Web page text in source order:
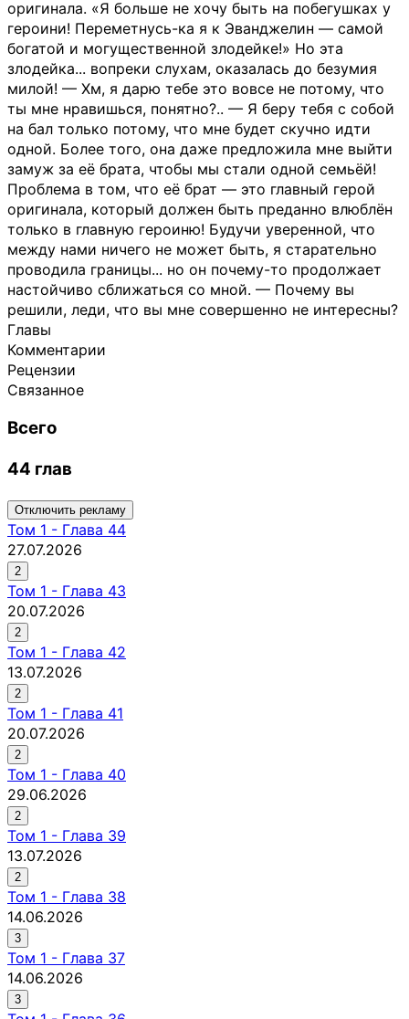
оригинала. «Я больше не хочу быть на побегушках у
героини! Переметнусь-ка я к Эванджелин — самой
богатой и могущественной злодейке!» Но эта
злодейка... вопреки слухам, оказалась до безумия
милой! — Хм, я дарю тебе это вовсе не потому, что
ты мне нравишься, понятно?.. — Я беру тебя с собой
на бал только потому, что мне будет скучно идти
одной. Более того, она даже предложила мне выйти
замуж за её брата, чтобы мы стали одной семьёй!
Проблема в том, что её брат — это главный герой
оригинала, который должен быть преданно влюблён
только в главную героиню! Будучи уверенной, что
между нами ничего не может быть, я старательно
проводила границы... но он почему-то продолжает
настойчиво сближаться со мной. — Почему вы
решили, леди, что вы мне совершенно не интересны?
Главы
Комментарии
Рецензии
Связанное
Всего
44 глав
Отключить рекламу
Том 1 - Глава 44
27.07.2026
2
Том 1 - Глава 43
20.07.2026
2
Том 1 - Глава 42
13.07.2026
2
Том 1 - Глава 41
20.07.2026
2
Том 1 - Глава 40
29.06.2026
2
Том 1 - Глава 39
13.07.2026
2
Том 1 - Глава 38
14.06.2026
3
Том 1 - Глава 37
14.06.2026
3